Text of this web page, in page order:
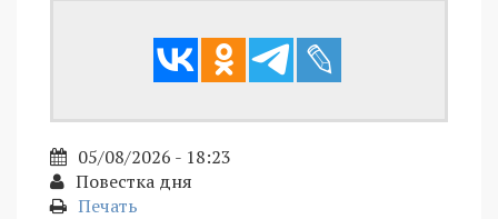
05/08/2026 - 18:23
Повестка дня
Печать